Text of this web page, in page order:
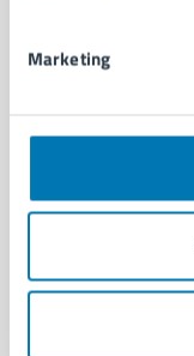
MarketingComune di
AMMINISTRAZIONE
Organi di governo
Enti e fondazioni